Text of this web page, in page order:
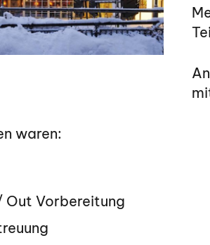
waren:
Out Vorbereitung